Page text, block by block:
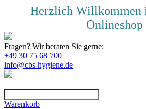
Herzlich Willkommen
Onlineshop
Fragen? Wir beraten Sie gerne:
+49 30 75 68 700
info@cbs-hygiene.de
Warenkorb